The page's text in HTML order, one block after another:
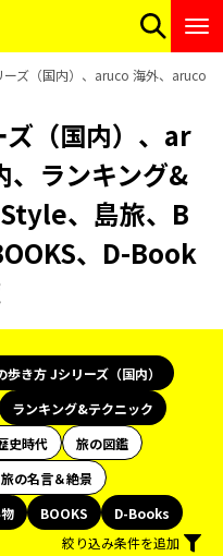
ズ（国内）、aruco 海外、aruco
（国内）、ar
、ランキング&
、島旅、B
、D-Book
歩き方 Jシリーズ（国内）
ランキング&テクニック
史時代
旅の図鑑
の名言＆絶景
BOOKS
D-Books
絞り込み条件を追加